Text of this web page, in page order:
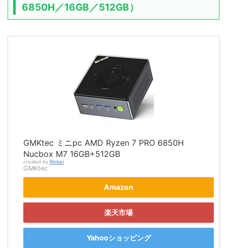
6850H／16GB／512GB）
GMKtec ミニpc AMD Ryzen 7 PRO 6850H
Nucbox M7 16GB+512GB
created by Rinker
GMKtec
Amazon
楽天市場
Yahooショッピング